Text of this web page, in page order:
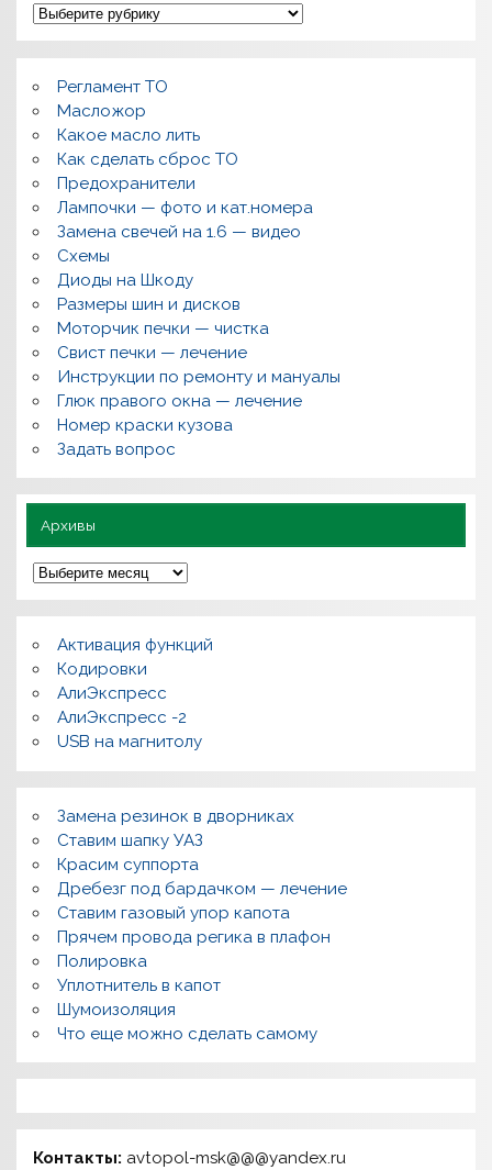
П
о
л
о
к
и
р
е
м
о
н
т
,
в
о
п
р
о
ы
,
о
л
з
Регламент ТО
Масложор
Какое масло лить
Как сделать сброс ТО
Предохранители
Лампочки — фото и кат.номера
Замена свечей на 1.6 — видео
Схемы
Диоды на Шкоду
Размеры шин и дисков
Моторчик печки — чистка
Свист печки — лечение
Инструкции по ремонту и мануалы
Глюк правого окна — лечение
Номер краски кузова
Задать вопрос
Архивы
А
р
х
и
ы
Активация функций
Кодировки
АлиЭкспресс
АлиЭкспресс -2
USB на магнитолу
Замена резинок в дворниках
Ставим шапку УАЗ
Красим суппорта
Дребезг под бардачком — лечение
Ставим газовый упор капота
Прячем провода регика в плафон
Полировка
Уплотнитель в капот
Шумоизоляция
Что еще можно сделать самому
Контакты: avtopol-msk@@@yandex.ru